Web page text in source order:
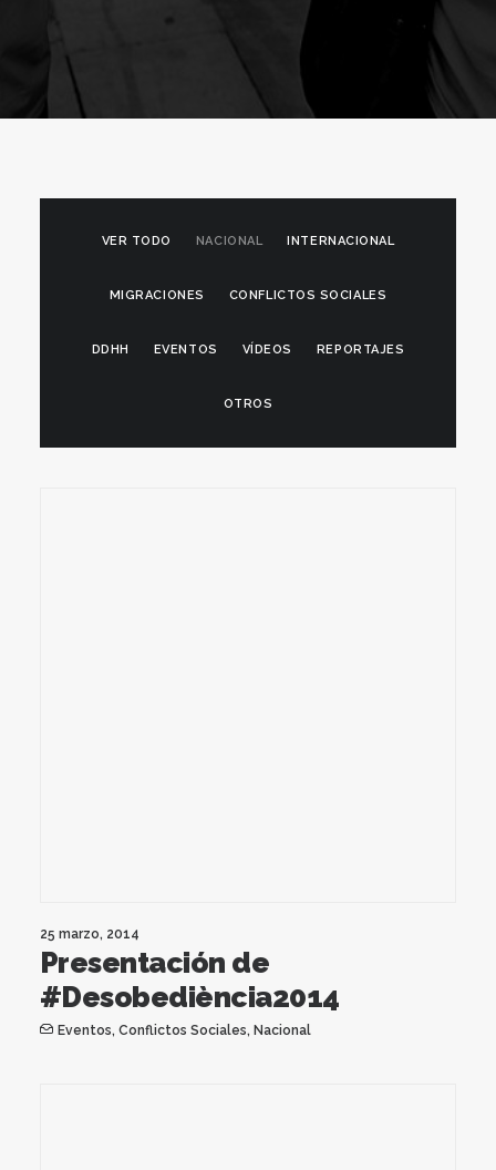
VER TODO NACIONAL INTERNACIONAL
MIGRACIONES CONFLICTOS SOCIALES
DDHH EVENTOS VÍDEOS REPORTAJES
OTROS
25 marzo, 2014
Presentación de
#Desobediència2014
Eventos, Conflictos Sociales, Nacional